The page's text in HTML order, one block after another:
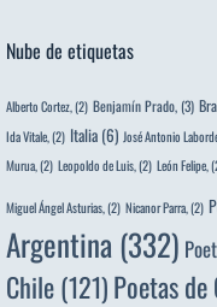
Nube de etiquetas
Alberto Cortez, (2) Benjamín Prado,(3)
Ida Vitale, (2) Italia (6) José Antonio
Murua, (2) Leopoldo de Luis, (2) León Felipe,
Miguel Ángel Asturias, (2) Nicanor Parra, (2)
Argentina (332)
Chile(121)Poetas